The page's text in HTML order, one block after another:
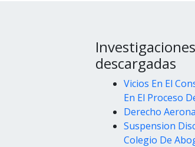
descargadas
Vicios En El
En El Proceso
Derecho
Suspension
Colegio De